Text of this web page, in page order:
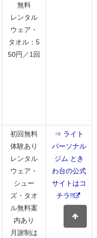
無料
レンタル
ウェア・
タオル：5
50円／1回
初回無料
体験あり
レンタル
ウェア・
シュー
ズ・タオ
ル無料案
内あり
月謝制は
⇒ ライト
パーソナル
ジム とき
わ台の公式
サイトはコ
チラ!!